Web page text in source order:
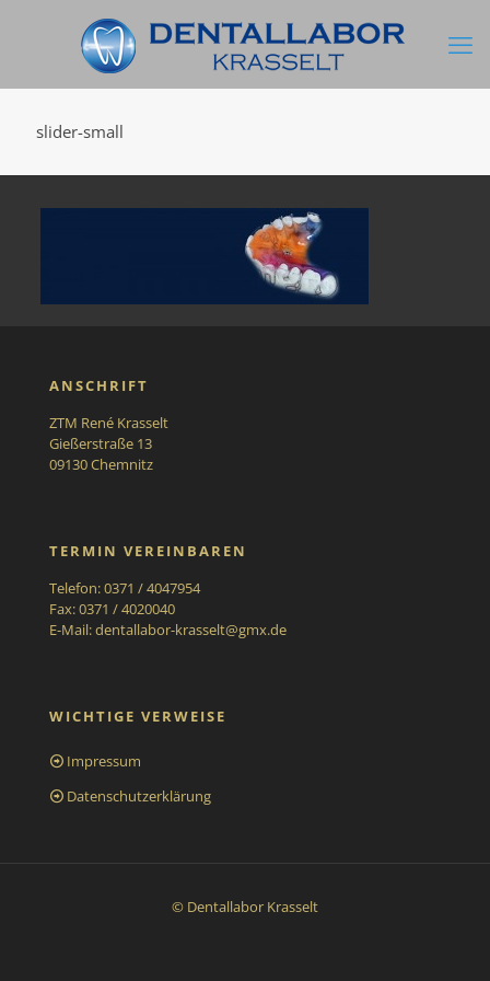
slider-small
ANSCHRIFT
ZTM René Krasselt
Gießerstraße 13
09130 Chemnitz
TERMIN VEREINBAREN
Telefon: 0371 / 4047954
Fax: 0371 / 4020040
E-Mail:dentallabor-krasselt@gmx.de
WICHTIGE VERWEISE
Impressum
Datenschutzerklärung
© Dentallabor Krasselt